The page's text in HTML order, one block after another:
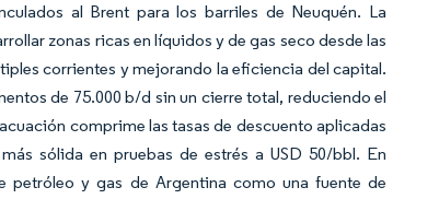
al Brent para los barriles de Neuquén. La
zonas ricas en líquidos y de gas seco desde las
corrientes y mejorando la eficiencia del capital.
de 75.000 b/d sin un cierre total, reduciendo el
comprime las tasas de descuento aplicadas
sólida en pruebas de estrés a USD 50/bbl. En
petróleo y gas de Argentina como una fuente de